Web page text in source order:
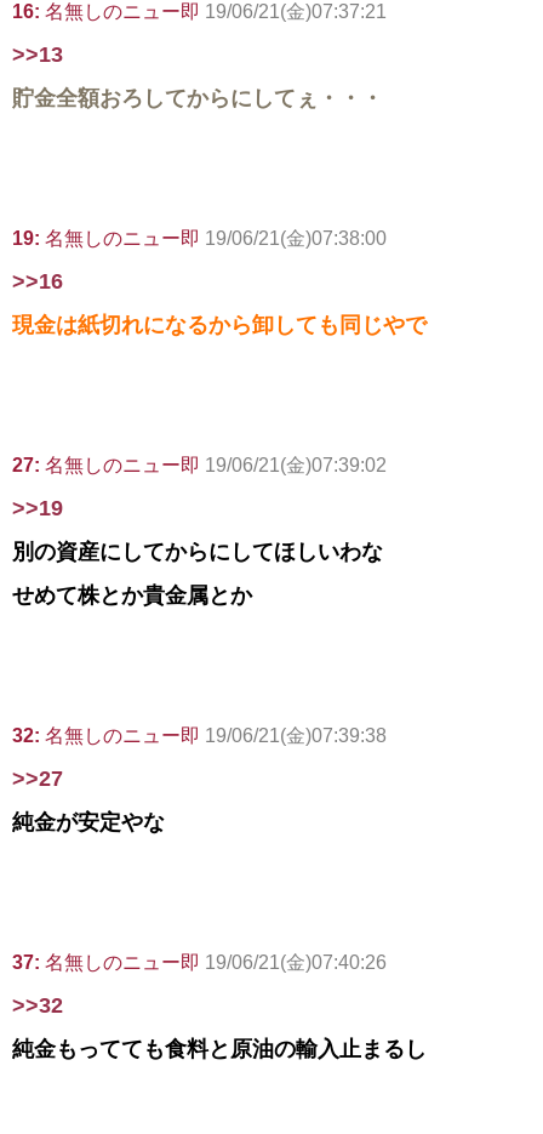
16: 名無しのニュー即 19/06/21(金)07:37:21
>>13
貯金全額おろしてからにしてぇ・・・
19: 名無しのニュー即 19/06/21(金)07:38:00
>>16
現金は紙切れになるから卸しても同じやで
27: 名無しのニュー即 19/06/21(金)07:39:02
>>19
別の資産にしてからにしてほしいわな
せめて株とか貴金属とか
32: 名無しのニュー即 19/06/21(金)07:39:38
>>27
純金が安定やな
37: 名無しのニュー即 19/06/21(金)07:40:26
>>32
純金もってても食料と原油の輸入止まるし